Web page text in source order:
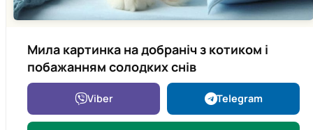
Мила картинка на добраніч з котиком і
побажанням солодких снів
Viber Telegram